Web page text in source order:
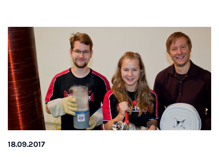
18.09.2017